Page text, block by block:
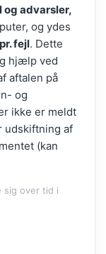
og advarsler,
og ydes
fejl. Dette
hjælp ved
aftalen på
og
ikke er meldt
udskiftning af
(kan
sig over tid i